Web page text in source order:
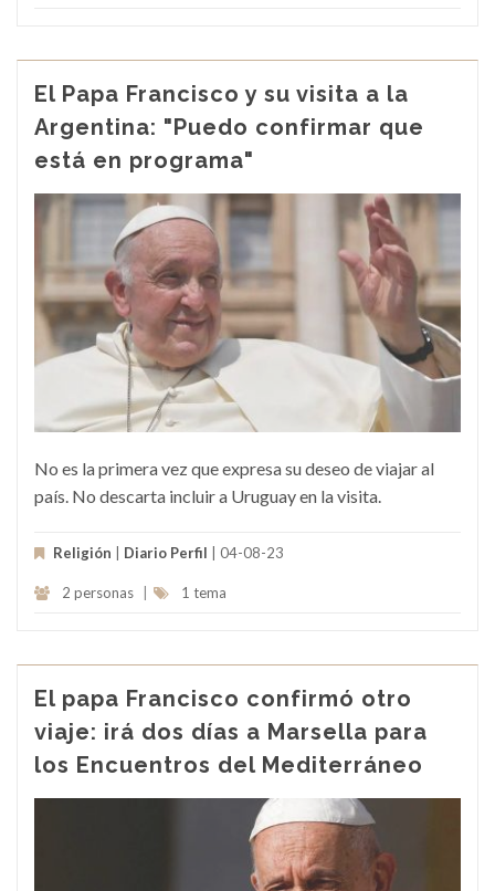
El Papa Francisco y su visita a la
Argentina: "Puedo confirmar que
está en programa"
No es la primera vez que expresa su deseo de viajar al
país. No descarta incluir a Uruguay en la visita.
Religión Diario Perfil | 04-08-23
2 personas 1 tema
El papa Francisco confirmó otro
viaje: irá dos días a Marsella para
los Encuentros del Mediterráneo